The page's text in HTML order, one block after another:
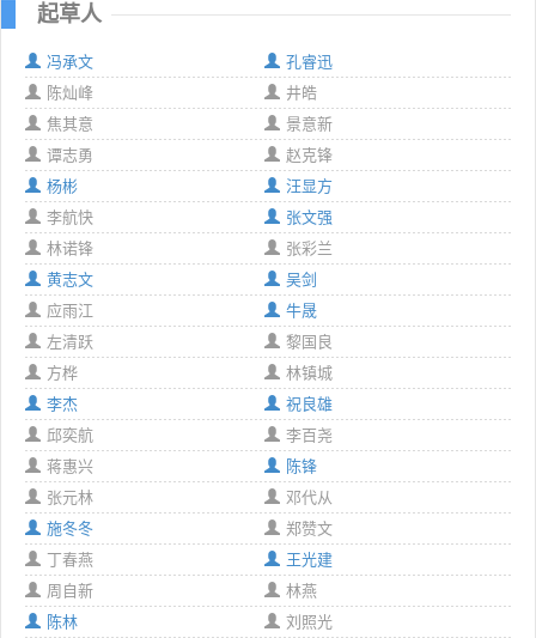
起草人
冯承文
孔睿迅
陈灿峰
井皓
焦其意
景意新
谭志勇
赵克锋
杨彬
汪显方
李航快
张文强
林诺锋
张彩兰
黄志文
吴剑
应雨江
牛晟
左清跃
黎国良
方桦
林镇城
李杰
祝良雄
邱奕航
李百尧
蒋惠兴
陈锋
张元林
邓代从
施冬冬
郑赞文
丁春燕
王光建
周自新
林燕
陈林
刘照光